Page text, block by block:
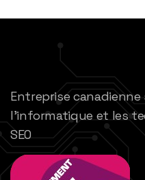
Entreprise canadienne
l’informatique et les
SEO